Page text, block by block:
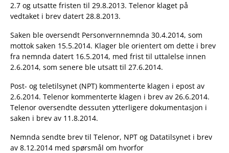
2.7 og utsatte fristen til 29.8.2013. Telenor klaget på
vedtaket i brev datert 28.8.2013.
Saken ble oversendt Personvernnemnda 30.4.2014, som
mottok saken 15.5.2014. Klager ble orientert om dette i brev
fra nemnda datert 16.5.2014, med frist til uttalelse innen
2.6.2014, som senere ble utsatt til 27.6.2014.
Post- og teletilsynet (NPT) kommenterte klagen i epost av
2.6.2014. Telenor kommenterte klagen i brev av 26.6.2014.
Telenor oversendte dessuten ytterligere dokumentasjon i
saken i brev av 11.8.2014.
Nemnda sendte brev til Telenor, NPT og Datatilsynet i brev
av 8.12.2014 med spørsmål om hvorfor